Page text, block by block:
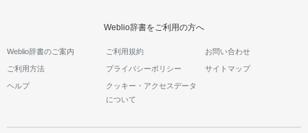
Weblio辞書をご利用の方へ
Weblio辞書のご案内 ご利用規約 お問い合わせ
ご利用方法 プライバシーポリシー サイトマップ
ヘルプ
クッキー・アクセスデータ
について